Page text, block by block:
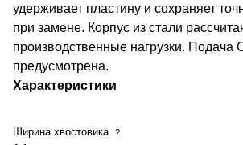
удерживает пластину и сохраняет
при замене. Корпус из стали
производственные нагрузки.
предусмотрена.
Характеристики
Ширина хвостовика ?